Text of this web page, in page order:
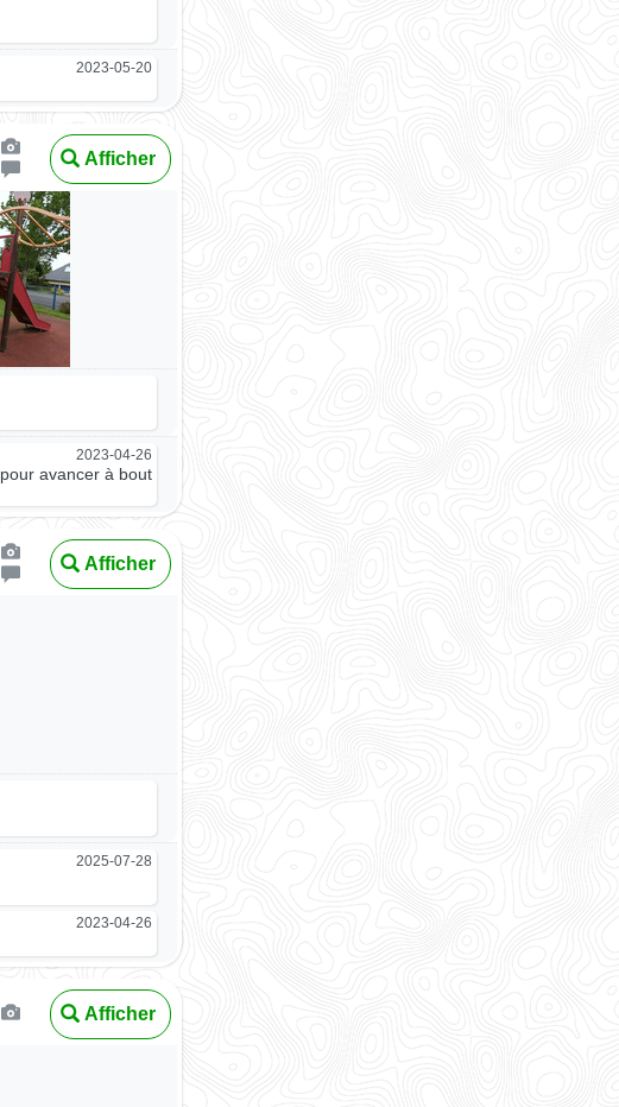
2023-05-20
Afficher
2023-04-26
avancer à bout
Afficher
2025-07-28
2023-04-26
Afficher